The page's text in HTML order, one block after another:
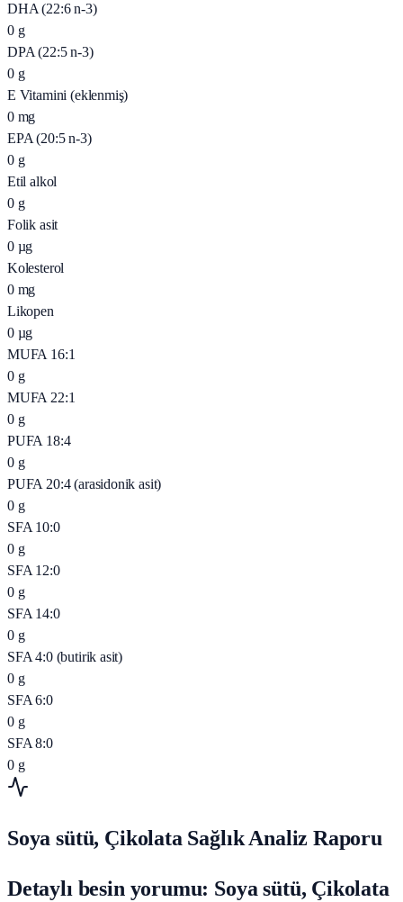
DHA (22:6 n-3)
0 g
DPA (22:5 n-3)
0 g
E Vitamini (eklenmiş)
0 mg
EPA (20:5 n-3)
0 g
Etil alkol
0 g
Folik asit
0 µg
Kolesterol
0 mg
Likopen
0 µg
MUFA 16:1
0 g
MUFA 22:1
0 g
PUFA 18:4
0 g
PUFA 20:4 (arasidonik asit)
0 g
SFA 10:0
0 g
SFA 12:0
0 g
SFA 14:0
0 g
SFA 4:0 (butirik asit)
0 g
SFA 6:0
0 g
SFA 8:0
0 g
Soya sütü, Çikolata Sağlık Analiz Raporu
Detaylı besin yorumu: Soya sütü, Çikolata